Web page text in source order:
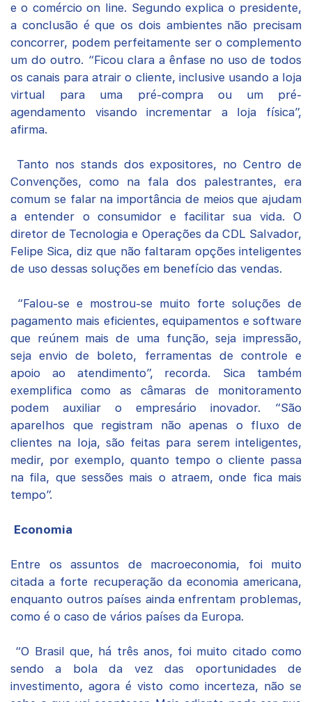
e o comércio on line. Segundo explica o presidente,
a conclusão é que os dois ambientes não precisam
concorrer, podem perfeitamente ser o complemento
um do outro. “Ficou clara a ênfase no uso de todos
os canais para atrair o cliente, inclusive usando a loja
virtual para uma pré-compra ou um pré-
agendamento visando incrementar a loja física”,
afirma.
Tanto nos stands dos expositores, no Centro de
Convenções, como na fala dos palestrantes, era
comum se falar na importância de meios que ajudam
a entender o consumidor e facilitar sua vida. O
diretor de Tecnologia e Operações da CDL Salvador,
Felipe Sica, diz que não faltaram opções inteligentes
de uso dessas soluções em benefício das vendas.
“Falou-se e mostrou-se muito forte soluções de
pagamento mais eficientes, equipamentos e software
que reúnem mais de uma função, seja impressão,
seja envio de boleto, ferramentas de controle e
apoio ao atendimento”, recorda. Sica também
exemplifica como as câmaras de monitoramento
podem auxiliar o empresário inovador. “São
aparelhos que registram não apenas o fluxo de
clientes na loja, são feitas para serem inteligentes,
medir, por exemplo, quanto tempo o cliente passa
na fila, que sessões mais o atraem, onde fica mais
tempo”.
Economia
Entre os assuntos de macroeconomia, foi muito
citada a forte recuperação da economia americana,
enquanto outros países ainda enfrentam problemas,
como é o caso de vários países da Europa.
“O Brasil que, há três anos, foi muito citado como
sendo a bola da vez das oportunidades de
investimento, agora é visto como incerteza, não se